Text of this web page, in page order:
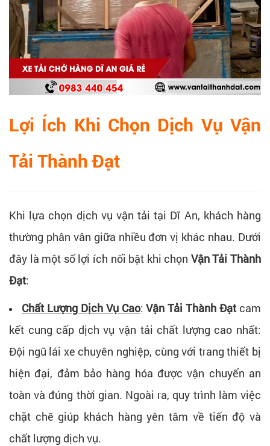
Lợi Ích Khi Chọn Dịch Vụ Vận
Tải Thành Đạt
Khi lựa chọn dịch vụ vận tải tại Dĩ An, khách hàng
thường phân vân giữa nhiều đơn vị khác nhau. Dưới
đây là một số lợi ích nổi bật khi chọn Vận Tải Thành
Đạt:
Chất Lượng Dịch Vụ Cao:Vận Tải Thành Đạt cam
kết cung cấp dịch vụ vận tải chất lượng cao nhất:
Đội ngũ lái xe chuyên nghiệp, cùng với trang thiết bị
hiện đại, đảm bảo hàng hóa được vận chuyển an
toàn và đúng thời gian. Ngoài ra, quy trình làm việc
chặt chẽ giúp khách hàng yên tâm về tiến độ và
chất lượng dịch vụ.